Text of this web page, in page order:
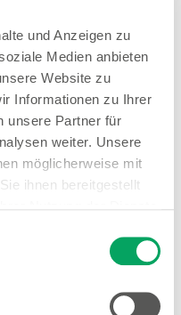
und Anzeigen zu
Medien anbieten
Website zu
Informationen zu Ihrer
unsere Partner für
weiter. Unsere
möglicherweise mit
ihnen bereitgestellt
Sie